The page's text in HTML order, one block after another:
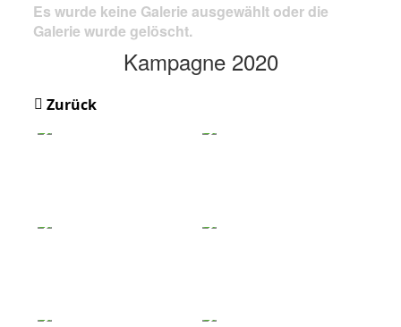
Es wurde keine Galerie ausgewählt oder die
Galerie wurde gelöscht.
Kampagne 2020
Zurück